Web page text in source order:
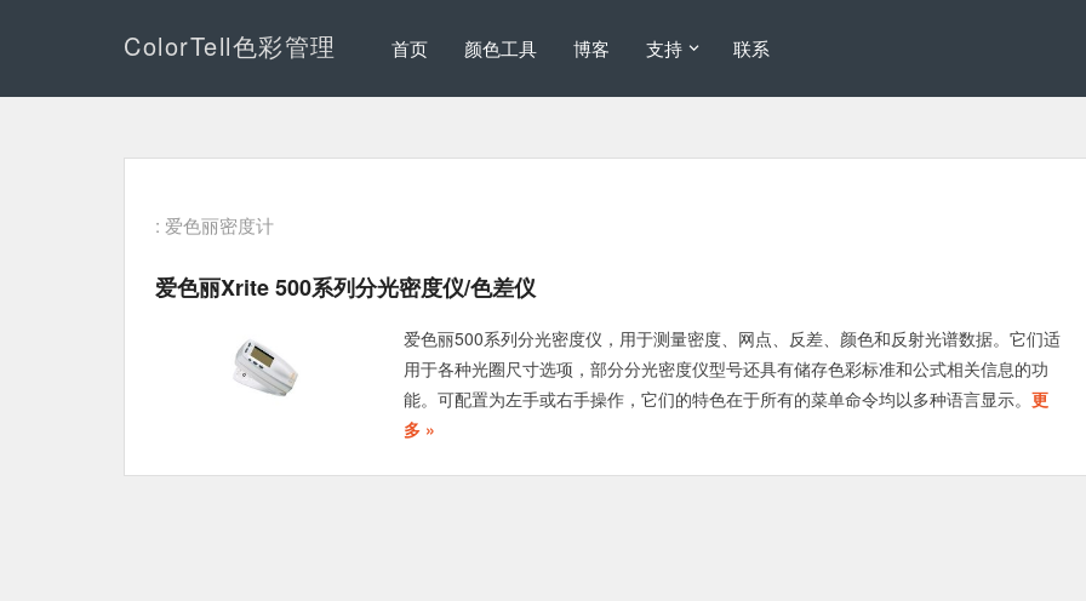
ColorTell色彩管理 首页 颜色工具 博客 支持 联系
: 爱色丽密度计
爱色丽Xrite 500系列分光密度仪/色差仪
爱色丽500系列分光密度仪，用于测量密度、网点、反差、颜色和反射光谱数据。它们适
用于各种光圈尺寸选项，部分分光密度仪型号还具有储存色彩标准和公式相关信息的功
能。可配置为左手或右手操作，它们的特色在于所有的菜单命令均以多种语言显示。 更
多 »